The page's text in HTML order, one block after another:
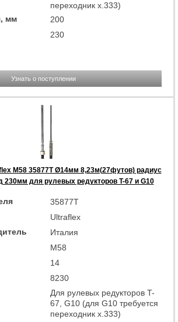
переходник x.333)
мм
200
230
Узнать о поступлении
M58 35877T Ø14мм 8,23м(27футов) радиус
230мм для рулевых редукторов T-67 и G10
35877T
Ultraflex
Италия
M58
14
8230
Для рулевых редукторов T-
67, G10 (для G10 требуется
переходник x.333)